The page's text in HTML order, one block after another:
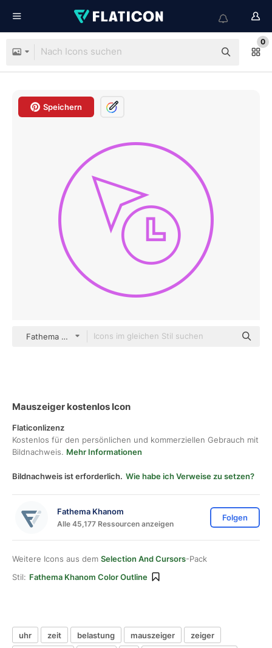
0
Speichern
Fathema Khanom color outline
Mauszeiger kostenlos Icon
Flaticonlizenz
Kostenlos für den persönlichen und kommerziellen Gebrauch mit
Bildnachweis. Mehr Informationen
Bildnachweis ist erforderlich. Wie habe ich Verweise zu setzen?
Fathema Khanom
Alle 45,177 Ressourcen anzeigen
Folgen
Weitere Icons aus dem Selection And Cursors-Pack
Stil: Fathema Khanom Color Outline
uhr zeit belastung mauszeiger
zeiger